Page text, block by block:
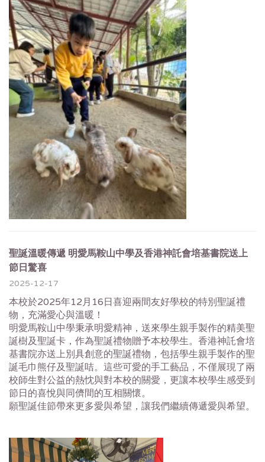
聖誕溫暖傳遞 明愛馬鞍山中學及香港神託會培基書院送上
節日驚喜
2025-12-17
本校於2025年12月16日喜迎兩間友好學校的特別聖誕禮
物， 充滿愛心與溫暖！
明愛馬鞍山中學秉承明愛精神， 送來學生親手製作的精美聖
誕樹及聖誕卡， 作為聖誕禮物贈予本校學生。 香港神託會培
基書院亦送上別具創意的聖誕禮物， 包括學生親手製作的聖
誕毛巾熊仔及聖誕咭。這些可愛的手工藝品， 不僅展現了兩
校師生對公益的熱忱與對本校的關愛， 更讓本校學生感受到
節日的喜悅與同儕間的互相關懷。
願聖誕佳節帶來更多愛與希望，讓我們繼續傳遞愛與希望。